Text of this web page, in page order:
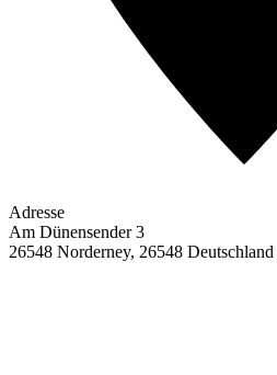
Adresse
Am Dünensender 3
26548 Norderney, 26548 Deutschland